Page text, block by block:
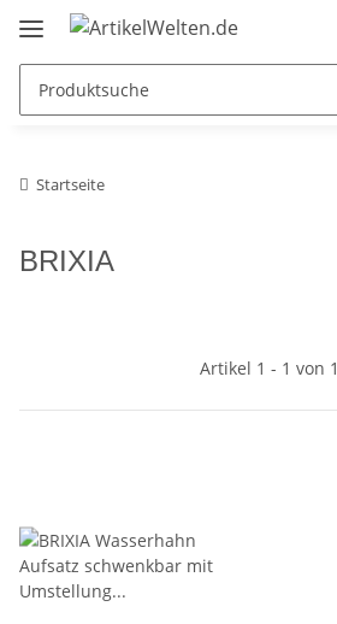
Startseite
BRIXIA
Artikel 1 - 1 von 1